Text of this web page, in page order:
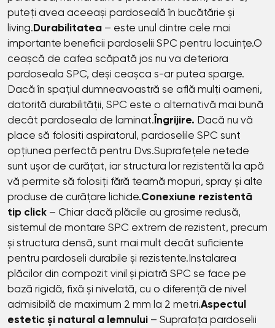
puteți avea aceeași pardoseală în bucătărie și
living. Durabilitatea – este unul dintre cele mai
importante beneficii pardoselii SPC pentru locuințe.O
ceașcă de cafea scăpată jos nu va deteriora
pardoseala SPC, deși ceașca s-ar putea sparge.
Dacă în spațiul dumneavoastră se află mulți oameni,
datorită durabilității, SPC este o alternativă mai bună
decât pardoseala de laminat. Îngrijire. Dacă nu vă
place să folositi aspiratorul, pardoselile SPC sunt
opțiunea perfectă pentru Dvs.Suprafețele netede
sunt ușor de curățat, iar structura lor rezistentă la apă
vă permite să folosiți fără teamă mopuri, spray și alte
produse de curățare lichide.Conexiune rezistentă
tip click – Chiar dacă plăcile au grosime redusă,
sistemul de montare SPC extrem de rezistent, precum
și structura densă, sunt mai mult decât suficiente
pentru pardoseli durabile și rezistente.Instalarea
plăcilor din compozit vinil și piatră SPC se face pe
bază rigidă, fixă și nivelată, cu o diferență de nivel
admisibilă de maximum 2 mm la 2 metri.Aspectul
estetic și natural a lemnului – Suprafața pardoselii